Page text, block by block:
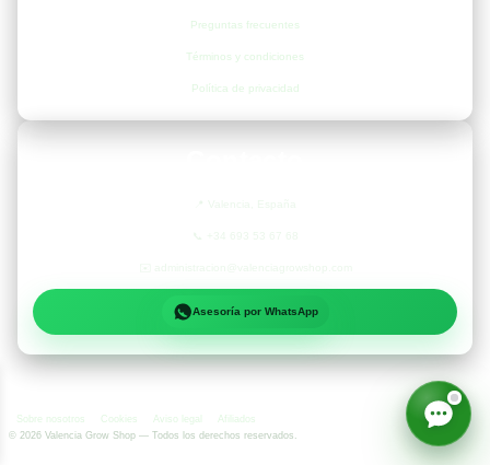
Preguntas frecuentes
Términos y condiciones
Política de privacidad
Asesoría por WhatsApp
Sobre nosotros Cookies Aviso legal
Afiliados
© 2026 Valencia Grow Shop — Todos los derechos reservados.